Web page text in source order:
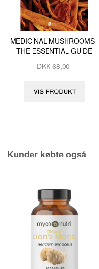
MEDICINAL MUSHROOMS -
THE ESSENTIAL GUIDE
DKK 68,00
Kunder købte også